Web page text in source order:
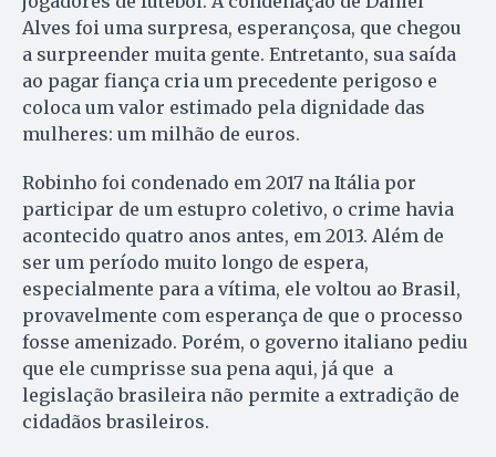
Alves foi uma surpresa, esperançosa, que chegou
a surpreender muita gente. Entretanto, sua saída
ao pagar fiança cria um precedente perigoso e
coloca um valor estimado pela dignidade das
mulheres: um milhão de euros.
Robinho foi condenado em 2017 na Itália por
participar de um estupro coletivo, o crime havia
acontecido quatro anos antes, em 2013. Além de
ser um período muito longo de espera,
especialmente para a vítima, ele voltou ao Brasil,
provavelmente com esperança de que o processo
fosse amenizado. Porém, o governo italiano pediu
que ele cumprisse sua pena aqui, já que a
legislação brasileira não permite a extradição de
cidadãos brasileiros.